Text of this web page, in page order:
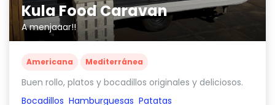
Kula Food Caravan
A menjaaar!!
Americana Mediterránea
Buen rollo, platos y bocadillos originales y deliciosos.
Bocadillos Hamburguesas Patatas